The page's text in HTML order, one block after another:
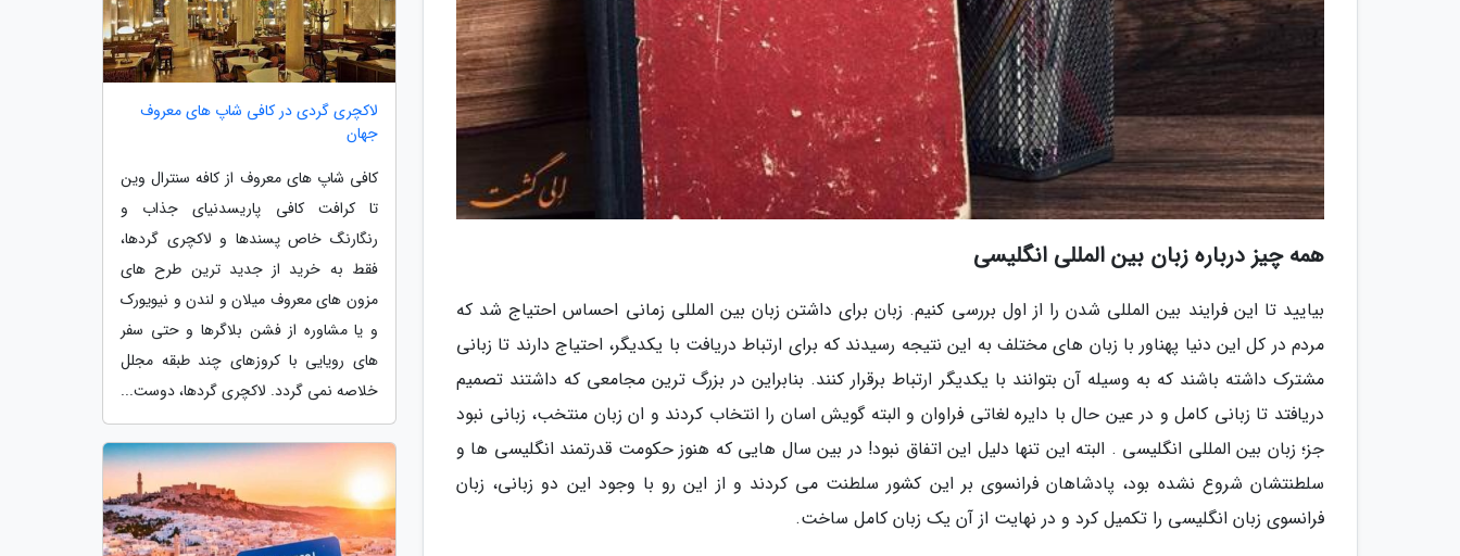
همه چیز درباره زبان بین المللی انگلیسی
بیایید تا این فرایند بین المللی شدن را از اول بررسی کنیم. زبان برای داشتن زبان بین المللی زمانی احساس احتیاج شد که
مردم در کل این دنیا پهناور با زبان های مختلف به این نتیجه رسیدند که برای ارتباط دریافت با یکدیگر، احتیاج دارند تا زبانی
مشترک داشته باشند که به وسیله آن بتوانند با یکدیگر ارتباط برقرار کنند. بنابراین در بزرگ ترین مجامعی که داشتند تصمیم
دریافتد تا زبانی کامل و در عین حال با دایره لغاتی فراوان و البته گویش اسان را انتخاب کردند و ان زبان منتخب، زبانی نبود
جز؛ زبان بین المللی انگلیسی . البته این تنها دلیل این اتفاق نبود! در بین سال هایی که هنوز حکومت قدرتمند انگلیسی ها و
سلطنتشان شروع نشده بود، پادشاهان فرانسوی بر این کشور سلطنت می کردند و از این رو با وجود این دو زبانی، زبان
فرانسوی زبان انگلیسی را تکمیل کرد و در نهایت از آن یک زبان کامل ساخت.
لاکچری گردی در کافی شاپ های معروف
جهان
کافی شاپ های معروف از کافه سنترال وین
تا کرافت کافی پاریسدنیای جذاب و
رنگارنگ خاص پسندها و لاکچری گردها،
فقط به خرید از جدید ترین طرح های
مزون های معروف میلان و لندن و نیویورک
و یا مشاوره از فشن بلاگرها و حتی سفر
های رویایی با کروزهای چند طبقه مجلل
خلاصه نمی گردد. لاکچری گردها، دوست...